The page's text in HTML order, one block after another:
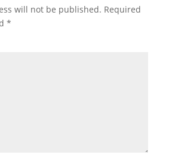
will not be published. Required
*